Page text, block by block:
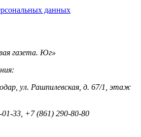
данных
газета. Юг»
ул. Рашпилевская, д. 67/1, этаж
33, +7 (861) 290-80-80